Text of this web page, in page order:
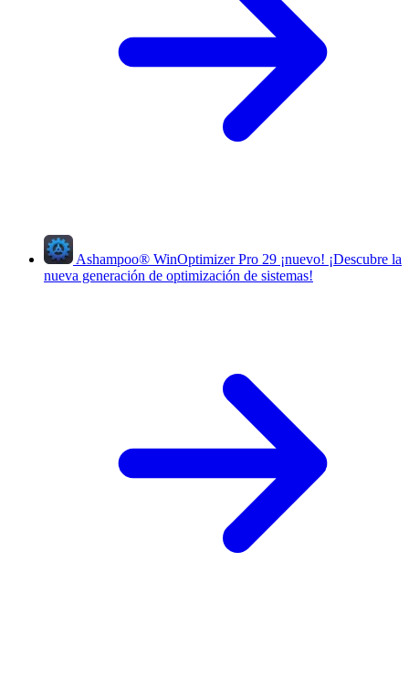
Ashampoo® WinOptimizer Pro 29 ¡nuevo! ¡Descubre la
nueva generación de optimización de sistemas!